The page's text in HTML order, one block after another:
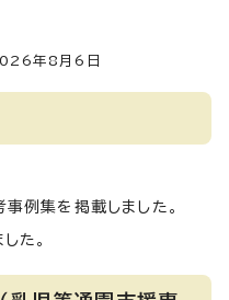
年8月6日
例集を掲載しました。
た。